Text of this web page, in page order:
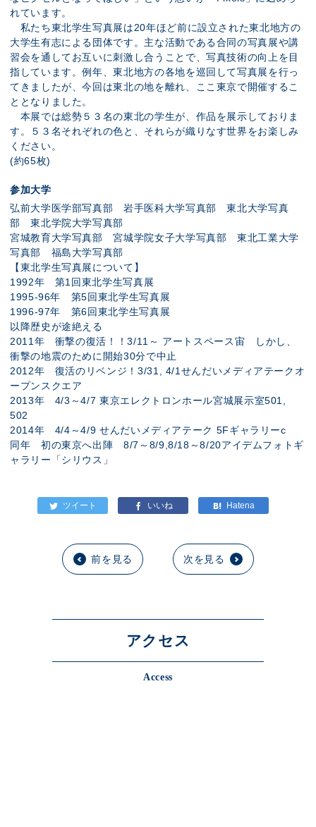
れています。
私たち東北学生写真展は20年ほど前に設立された東北地方の
大学生有志による団体です。主な活動である合同の写真展や講
習会を通してお互いに刺激し合うことで、写真技術の向上を目
指しています。例年、東北地方の各地を巡回して写真展を行っ
てきましたが、今回は東北の地を離れ、ここ東京で開催するこ
ととなりました。
本展では総勢５３名の東北の学生が、作品を展示しておりま
す。５３名それぞれの色と、それらが織りなす世界をお楽しみ
ください。
(約65枚)
参加大学
弘前大学医学部写真部 岩手医科大学写真部 東北大学写真
部 東北学院大学写真部
宮城教育大学写真部 宮城学院女子大学写真部 東北工業大学
写真部 福島大学写真部
【東北学生写真展について】
1992年 第1回東北学生写真展
1995-96年 第5回東北学生写真展
1996-97年 第6回東北学生写真展
以降歴史が途絶える
2011年 衝撃の復活！！3/11～ アートスペース宙 しかし、
衝撃の地震のために開始30分で中止
2012年 復活のリベンジ！3/31, 4/1せんだいメディアテークオ
ープンスクエア
2013年 4/3～4/7 東京エレクトロンホール宮城展示室501,
502
2014年 4/4～4/9 せんだいメディアテーク 5Fギャラリーc
同年 初の東京へ出陣 8/7～8/9,8/18～8/20アイデムフォトギ
ャラリー「シリウス」
前を見る 次を見る
アクセス
Access